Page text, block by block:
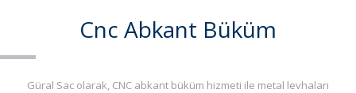
Cnc Abkant Büküm
Güral Sac olarak, CNC abkant büküm hizmeti ile metal levhaları